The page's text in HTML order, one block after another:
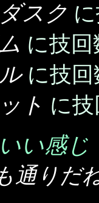
スク
に技
に技
ト に
いい感じ
通りだ